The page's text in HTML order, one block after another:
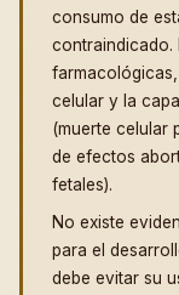
consumo de
contraindicado.
celular y la
(muerte celular
de efectos
fetales).
No existe
para el
debe evitar su